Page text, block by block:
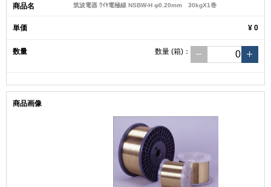
筑波電器 ﾜｲﾔ電極線 NSBW-H φ0.20mm 30kgX1巻
¥ 0
数量 (箱) ：